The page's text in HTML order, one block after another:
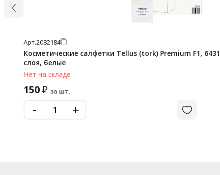
Арт.2082184
Косметические салфетки Tellus (tork) Premium F1,
слоя, белые
Нет на складе
150₽ за шт.
- +